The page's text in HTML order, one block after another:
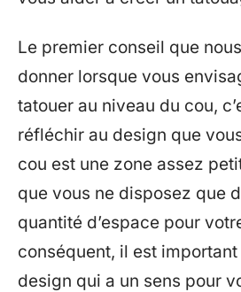
Le premier conseil que
donner lorsque vous
tatouer au niveau du cou,
réfléchir au design que
cou est une zone assez
que vous ne disposez que
quantité d’espace pour
conséquent, il est
design qui a un sens pour